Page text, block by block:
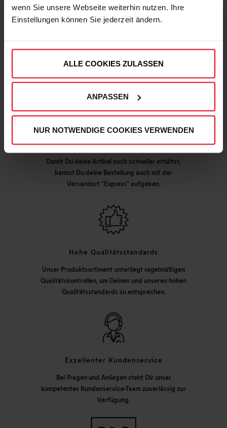
wenn Sie unsere Webseite weiterhin nutzen. Ihre
Einstellungen können Sie jederzeit ändern.
ALLE COOKIES ZULASSEN
ANPASSEN
NUR NOTWENDIGE COOKIES VERWENDEN
DEINE VORTEILE IN UNSEREM SHOP
Express Lieferung möglich
Damit Du deine Artikel noch schneller erhältst,
kannst Du deine Bestellung auch mit der
Versandart "Express" aufgeben.
Hohe Qualitätsstandards
Unser Produktsortiment unterliegt regelmäßigen
Qualitätskontrollen, um Deinen und unseren hohen
Qualitätsstandards zu entsprechen.
Exzellenter Kundenservice
Bei Fragen und Anliegen steht Dir unser
kompetentes Kundenservice-Team zuverlässig zur
Verfügung.